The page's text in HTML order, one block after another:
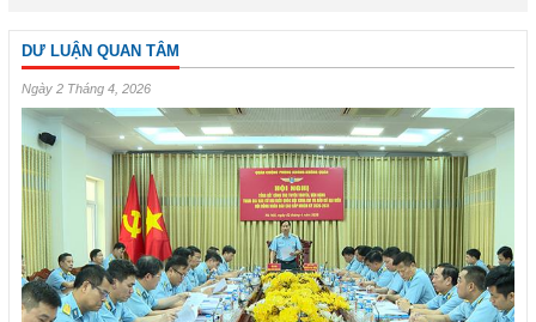
DƯ LUẬN QUAN TÂM
Ngày 2 Tháng 4, 2026